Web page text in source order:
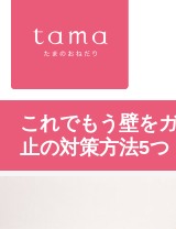
これでもう壁を
止の対策方法5つ